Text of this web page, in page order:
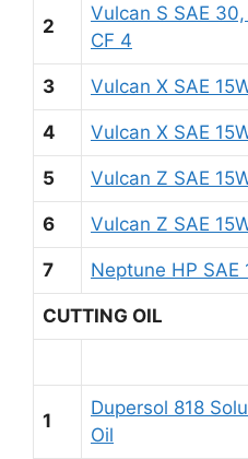
2
Vulcan S SAE
CF 4
3 Vulcan X SAE
4 Vulcan X SAE
5 Vulcan Z SAE
6 Vulcan Z SAE
7 Neptune HP SAE
CUTTING OIL
1
Dupersol 818
Oil